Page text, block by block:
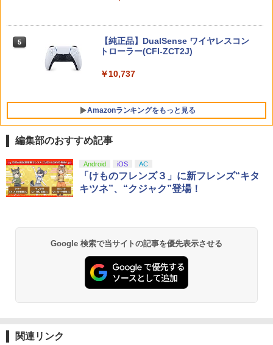
【楽天ブックス限定特典+特典】空の軌
(アクリルスタンド2個セット+DLCチラ
￥8,950
可 ストッパー付き 固定 移動 ハンコン設
置台 [コクピット レースゲーム]
￥5,280
￥330
Blu-ray Box【Blu-ray】 [ 宮野真守 ]
ンラインコード版
5
【純正品】DualSense ワイヤレスコン
トローラー(CFI-ZCT2J)
￥10,737
Amazonランキングをもっと見る
1
【純正品】Xbox ワイヤレス コントロー
ラー + USB-C® ケーブル
【純正品】Xbox ワイヤレス コントロー
￥7,681
1
劇場版「鬼滅の刃」無限城編 第一章 猗
窩座再来 通常版 [Blu-ray]
劇場版「鬼滅の刃」無限城編 第一章 猗
窩座再来 通常版 [DVD]
￥3,523
3
編集部のおすすめ記事
Android iOS AC
「けものフレンズ３」に新フレンズ“キタ
キツネ”、“クジャク”登場！
Google 検索で当サイトの記事を優先表示させる
関連リンク